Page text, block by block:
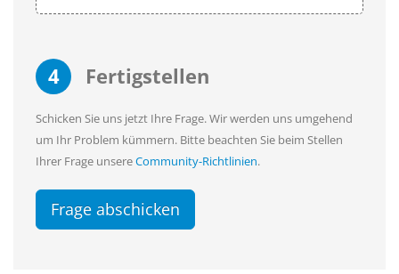
4 Fertigstellen
Schicken Sie uns jetzt Ihre Frage. Wir werden uns umgehend
um Ihr Problem kümmern. Bitte beachten Sie beim Stellen
Ihrer Frage unsereCommunity-Richtlinien.
Frage abschicken